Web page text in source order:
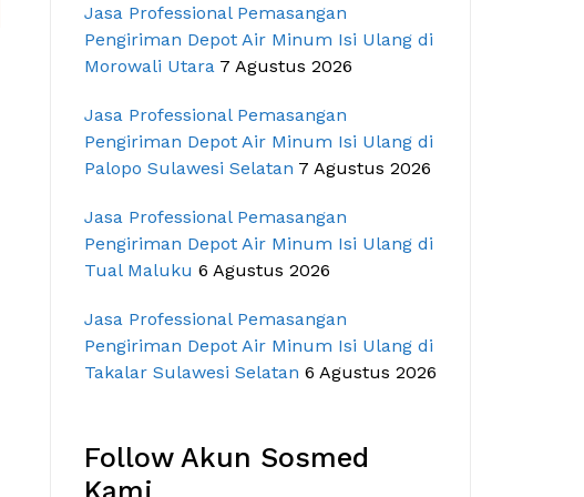
Jasa Professional Pemasangan
Pengiriman Depot Air Minum Isi Ulang di
Morowali Utara 7 Agustus 2026
Jasa Professional Pemasangan
Pengiriman Depot Air Minum Isi Ulang di
Palopo Sulawesi Selatan 7 Agustus 2026
Jasa Professional Pemasangan
Pengiriman Depot Air Minum Isi Ulang di
Tual Maluku 6 Agustus 2026
Jasa Professional Pemasangan
Pengiriman Depot Air Minum Isi Ulang di
Takalar Sulawesi Selatan 6 Agustus 2026
Follow Akun Sosmed